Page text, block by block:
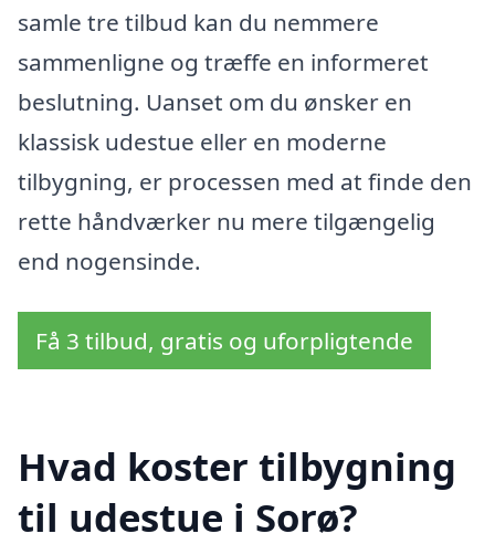
samle tre tilbud kan du nemmere
sammenligne og træffe en informeret
beslutning. Uanset om du ønsker en
klassisk udestue eller en moderne
tilbygning, er processen med at finde den
rette håndværker nu mere tilgængelig
end nogensinde.
Få 3 tilbud, gratis og uforpligtende
Hvad koster tilbygning
til udestue i Sorø?